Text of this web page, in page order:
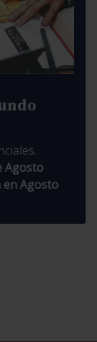
Agosto
en Agosto